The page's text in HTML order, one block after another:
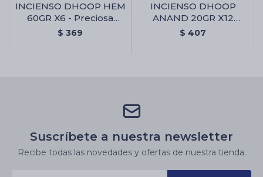
INCIENSO DHOOP HEM
60GR X6 - Preciosa
Heena
$ 369
INCIENSO DHOOP
ANAND 20GR X12
UNIDADES - Mandarina
$ 407
Suscríbete a nuestra newsletter
Recibe todas las novedades y ofertas de nuestra tienda.